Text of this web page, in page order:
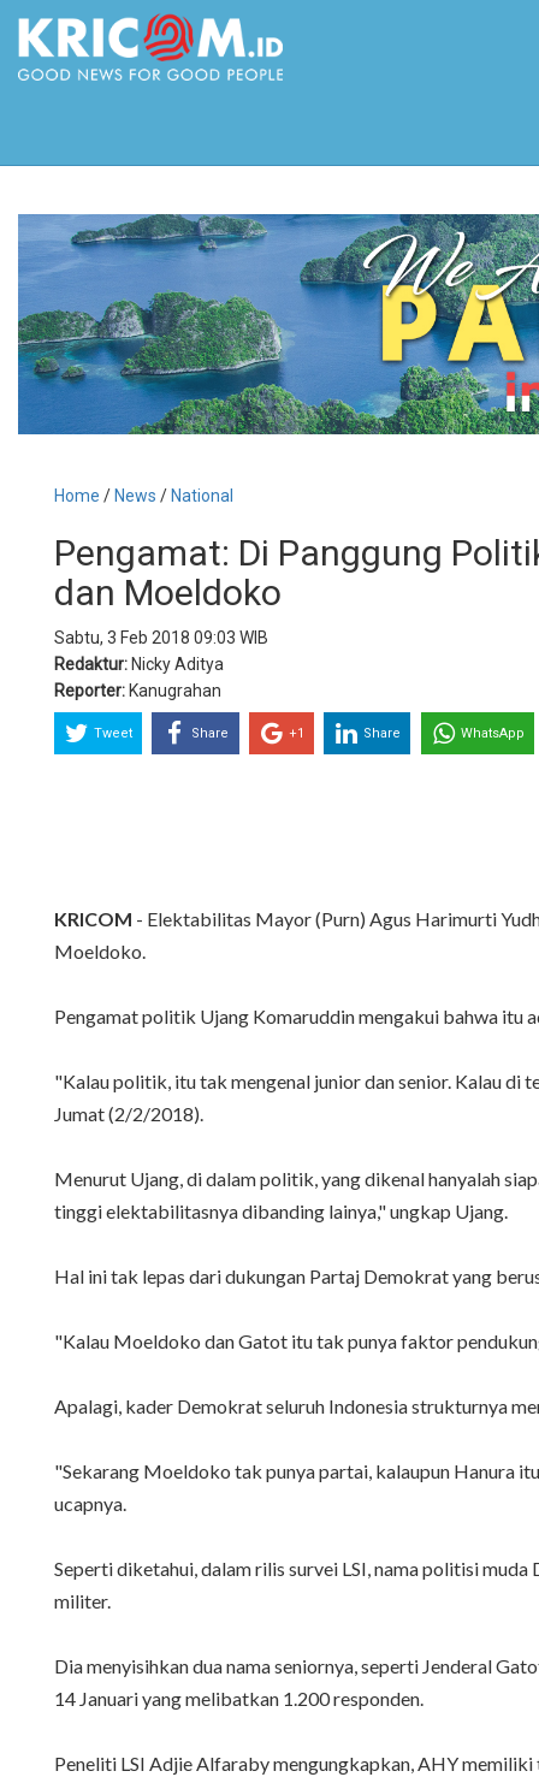
Home / News / National
Pengamat: Di Panggung
dan Moeldoko
Sabtu, 3 Feb 2018 09:03 WIB
Redaktur: Nicky Aditya
Reporter: Kanugrahan
Tweet Share +1 Share WhatsApp
KRICOM - Elektabilitas Mayor (Purn) Agus Harimurti
Moeldoko.
Pengamat politik Ujang Komaruddin mengakui bahwa itu
"Kalau politik, itu tak mengenal junior dan senior. Kalau di
Jumat (2/2/2018).
Menurut Ujang, di dalam politik, yang dikenal hanyalah
tinggi elektabilitasnya dibanding lainya," ungkap Ujang.
Hal ini tak lepas dari dukungan Partaj Demokrat yang
"Kalau Moeldoko dan Gatot itu tak punya faktor
Apalagi, kader Demokrat seluruh Indonesia strukturnya
"Sekarang Moeldoko tak punya partai, kalaupun Hanura
ucapnya.
Seperti diketahui, dalam rilis survei LSI, nama politisi
militer.
Dia menyisihkan dua nama seniornya, seperti Jenderal
14 Januari yang melibatkan 1.200 responden.
Peneliti LSI Adjie Alfaraby mengungkapkan, AHY